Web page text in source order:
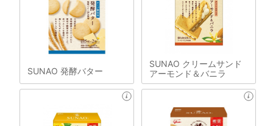
SUNAO 発酵バター
SUNAO クリームサンド
アーモンド＆バニラ